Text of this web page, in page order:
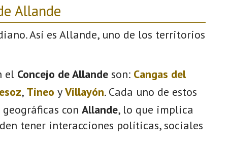
Allande
Así es Allande, uno de los territorios
el Concejo de Allande son: Cangas del
, Tineo yVillayón. Cada uno de estos
con Allande, lo que implica
tener interacciones políticas, sociales